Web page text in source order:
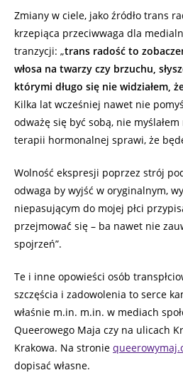
Zmiany w ciele, jako źródło trans
krzepiąca przeciwwaga dla
tranzycji: „trans radość to
włosa na twarzy czy brzuchu,
którymi długo się nie widziałem,
Kilka lat wcześniej nawet nie
odważę się być sobą, nie
terapii hormonalnej sprawi, że
Wolność ekspresji poprzez strój
odwaga by wyjść w oryginalnym,
niepasującym do mojej płci
przejmować́ się – ba nawet nie
spojrzeń”.
Te i inne opowieści osób
szczęścia i zadowolenia to serce
właśnie m.in. m.in. w mediach
Queerowego Maja czy na ulicach
Krakowa. Na stronie
dopisać własne.